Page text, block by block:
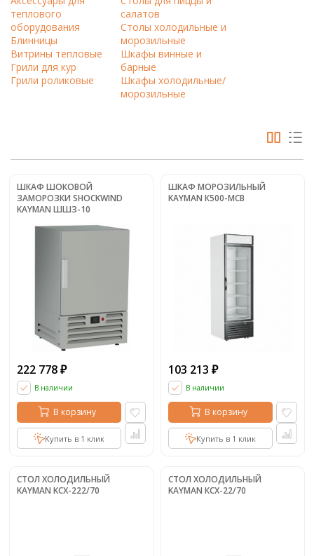
теплового
оборудования
Блинницы
Витрины тепловые
Грили для кур
Грили роликовые
салатов
Столы холодильные и
морозильные
Шкафы винные и
барные
Шкафы холодильные/
морозильные
ШКАФ ШОКОВОЙ
ЗАМОРОЗКИ SHOCKWIND
KAYMAN ШШЗ-10
222 778 ₽
В наличии
В корзину
Купить в 1 клик
ШКАФ МОРОЗИЛЬНЫЙ
KAYMAN К500-МСВ
103 213 ₽
В наличии
В корзину
Купить в 1 клик
СТОЛ ХОЛОДИЛЬНЫЙ
KAYMAN KСХ-222/70
СТОЛ ХОЛОДИЛЬНЫЙ
KAYMAN КСХ-22/70